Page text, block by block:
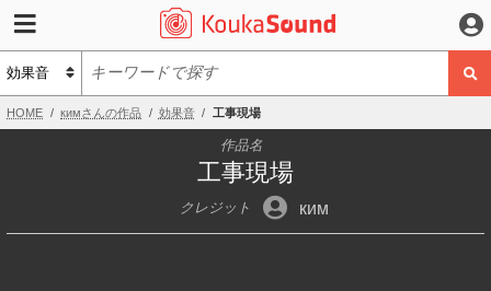
HOME кимさんの作品 効果音 工事現場
作品名
工事現場
クレジット ким